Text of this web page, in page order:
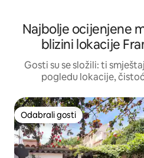
Najbolje ocijenjene
blizini lokacije
Gosti su se složili: ti
pogledu lokacije,
Odabrali gosti
Odabrali gosti